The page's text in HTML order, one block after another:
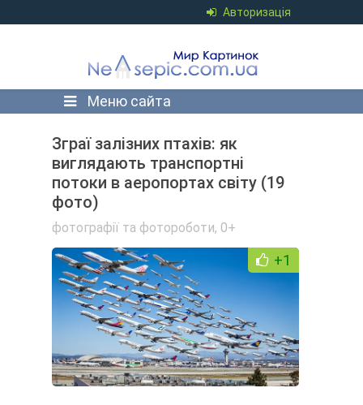
Авторизація
Меню сайта
Зграї залізних птахів: як
виглядають транспортні
потоки в аеропортах світу (19
фото)
фотографії та фотороботи, 0+
+1